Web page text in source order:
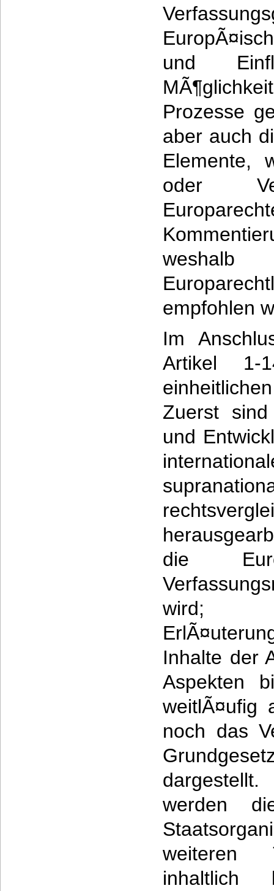
und
Prozesse
aber auch
Elemente,
oder
empfohlen
Im
Artikel
Zuerst
und
die
wird;
Inhalte der
Aspekten
weitlÃ¤ufig
noch das
werden
weiteren
inhaltlich